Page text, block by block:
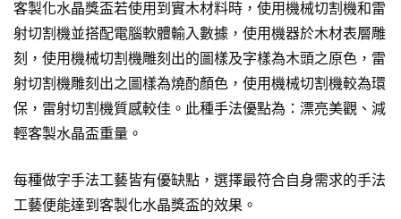
客製化水晶獎盃若使用到實木材料時，使用機械切割機和雷
射切割機並搭配電腦軟體輸入數據，使用機器於木材表層雕
刻，使用機械切割機雕刻出的圖樣及字樣為木頭之原色，雷
射切割機雕刻出之圖樣為燒酌顏色，使用機械切割機較為環
保，雷射切割機質感較佳。此種手法優點為：漂亮美觀、減
輕客製水晶盃重量。
每種做字手法工藝皆有優缺點，選擇最符合自身需求的手法
工藝便能達到客製化水晶獎盃的效果。